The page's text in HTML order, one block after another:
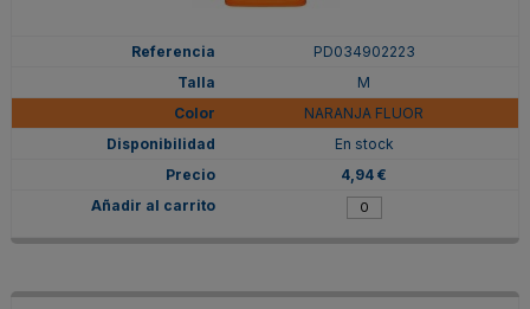
PD034902223
M
NARANJA FLUOR
En stock
4,94 €